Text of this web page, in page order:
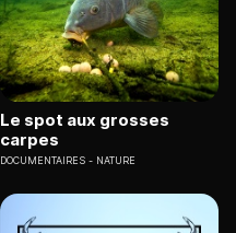
Le spot aux grosses
carpes
DOCUMENTAIRES NATURE